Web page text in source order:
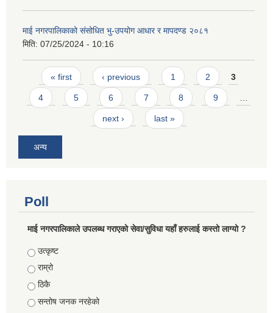
माई नगरपालिकाको संसोधित भु-उपयोग आधार र मापदण्ड २०८१
मिति: 07/25/2024 - 10:16
Pages
« first ‹ previous 1 2 3
4 5 6 7 8 9 …
next › last »
अन्य
Poll
माई नगरपालिकाले उपलब्ध गराएको सेवा/सुविधा यहाँ हरुलाई कस्तो लाग्यो ?
Choices
उत्कृष्ट
राम्रो
ठिकै
सन्तोष जनक नरहेको